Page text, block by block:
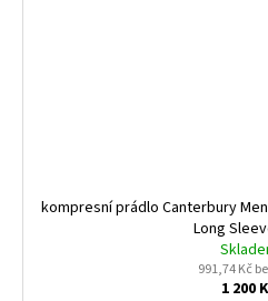
kompresní prádlo Canterbury
Long
991,74 Kč
1 200